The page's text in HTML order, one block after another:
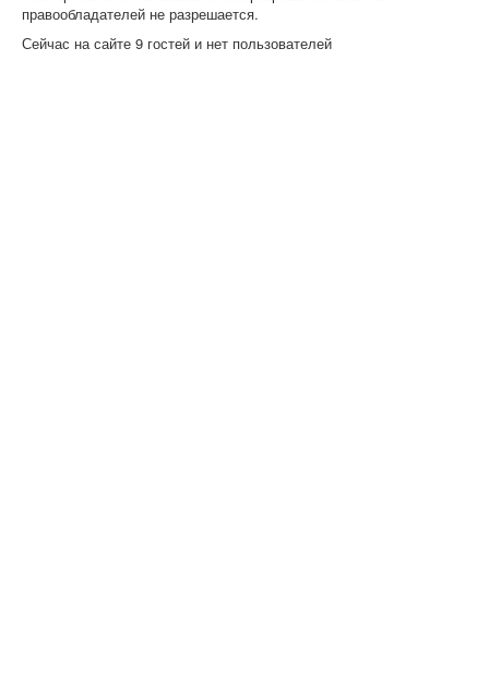
правообладателей не разрешается.
Сейчас на сайте 9 гостей и нет пользователей